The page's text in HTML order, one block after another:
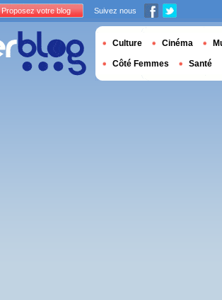
Proposez votre blog Suivez nous
Culture Cinéma
Côté Femmes Santé